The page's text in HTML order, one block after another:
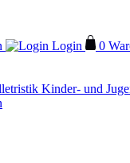
Login 0
Kinder- und